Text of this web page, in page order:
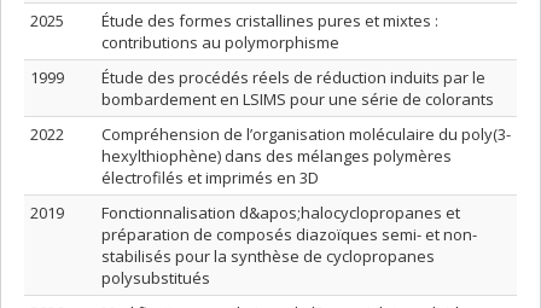
2025
Étude des formes cristallines pures et mixtes :
contributions au polymorphisme
1999
Étude des procédés réels de réduction induits par le
bombardement en LSIMS pour une série de colorants
2022
Compréhension de l’organisation moléculaire du poly(3-
hexylthiophène) dans des mélanges polymères
électrofilés et imprimés en 3D
2019
Fonctionnalisation d&apos;halocyclopropanes et
préparation de composés diazoïques semi- et non-
stabilisés pour la synthèse de cyclopropanes
polysubstitués